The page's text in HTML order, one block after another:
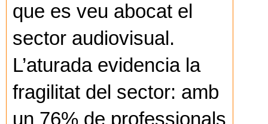
que es veu abocat el
sector audiovisual.
L’aturada evidencia la
fragilitat del sector: amb
un 76% de professionals